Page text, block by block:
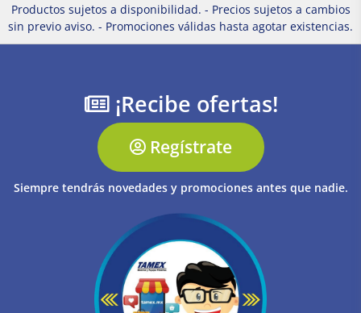
Productos sujetos a disponibilidad. - Precios sujetos a cambios
sin previo aviso. - Promociones válidas hasta agotar existencias.
¡Recibe ofertas!
Regístrate
Siempre tendrás novedades y promociones antes que nadie.